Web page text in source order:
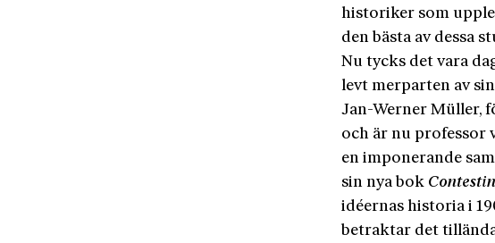
historiker som
den bästa av dessa
Nu tycks det vara
levt merparten av
Jan-Werner Müller,
och är nu professor
en imponerande
sin nya bok
idéernas historia i
betraktar det